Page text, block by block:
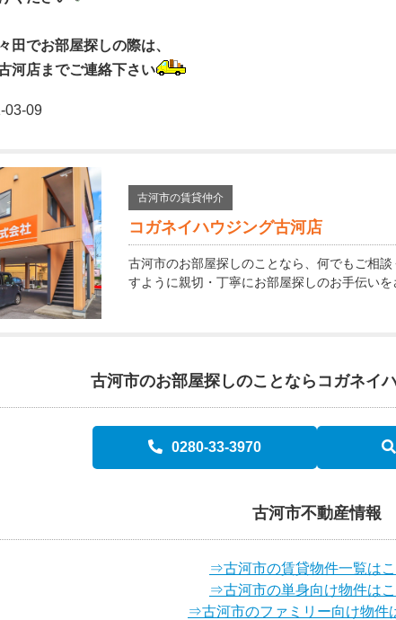
田でお部屋探しの際は、
河店までご連絡下さい
09
古河市の賃貸仲介
コガネイハウジング古河店
古河市のお部屋探しのことなら、何でもご相
すように親切・丁寧にお部屋探しのお手伝いを
古河市のお部屋探しのことなら コガネイ
0280-33-3970
古河市不動産情報
⇒古河市の賃貸物件一覧は
⇒古河市の単身向け物件は
⇒古河市のファミリー向け物件